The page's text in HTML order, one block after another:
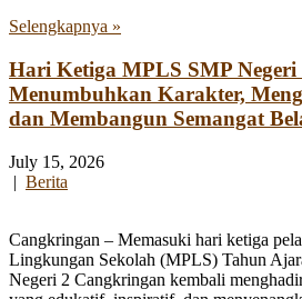
Selengkapnya »
Hari Ketiga MPLS SMP
Menumbuhkan Karakter,
dan Membangun Semangat
July 15, 2026
| Berita
Cangkringan – Memasuki hari ketiga
Lingkungan Sekolah (MPLS) Tahun
Negeri 2 Cangkringan kembali